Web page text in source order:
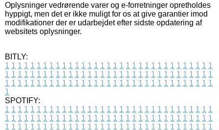
Oplysninger vedrørende varer og e-forretninger opretholdes
hyppigt, men det er ikke muligt for os at give garantier imod
modifikationer der er udarbejdet efter sidste opdatering af
websitets oplysninger.
BITLY:
1 1 1 1 1 1 1 1 1 1 1 1 1 1 1 1 1 1 1 1 1 1 1 1 1 1 1 1 1 1 1 1 1
1 1 1 1 1 1 1 1 1 1 1 1 1 1 1 1 1 1 1 1 1 1 1 1 1 1 1 1 1 1 1 1 1
1 1 1 1 1 1 1 1 1 1 1 1 1 1 1 1 1 1 1 1 1 1 1 1 1 1 1 1 1 1 1 1 1
1
SPOTIFY:
1 1 1 1 1 1 1 1 1 1 1 1 1 1 1 1 1 1 1 1 1 1 1 1 1 1 1 1 1 1 1 1 1
1 1 1 1 1 1 1 1 1 1 1 1 1 1 1 1 1 1 1 1 1 1 1 1 1 1 1 1 1 1 1 1 1
1 1 1 1 1 1 1 1 1 1 1 1 1 1 1 1 1 1 1 1 1 1 1 1 1 1 1 1 1 1 1 1 1